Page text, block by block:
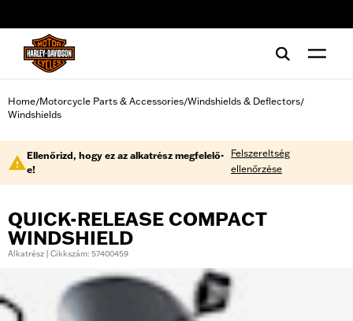
Home/Motorcycle Parts & Accessories/Windshields & Deflectors/
Windshields
Ellenőrizd, hogy ez az alkatrész megfelelő-
e!
Felszereltség
ellenőrzése
QUICK-RELEASE COMPACT
WINDSHIELD
Alkatrész | Cikkszám: 57400459